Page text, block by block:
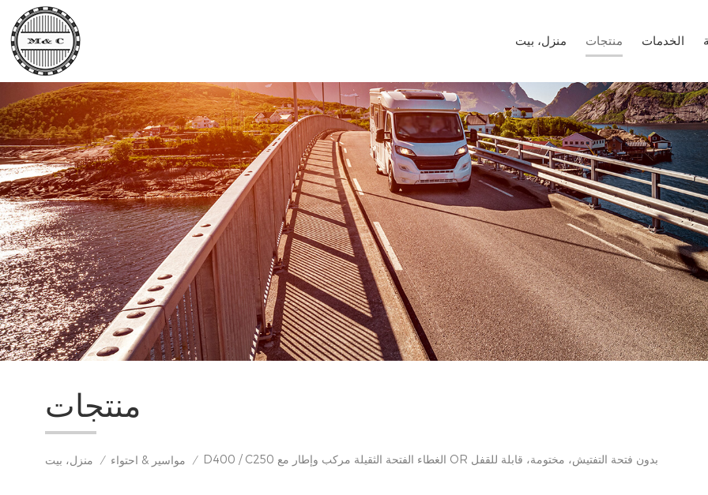
منزل، بيت منتجات الخدمات
منتجات
منزل، بيت / مواسير & احتواء / D400 / C250 الغطاء الفتحة الثقيلة مركب وإطار مع OR بدون فتحة التفتيش، مختومة، قابلة للقفل